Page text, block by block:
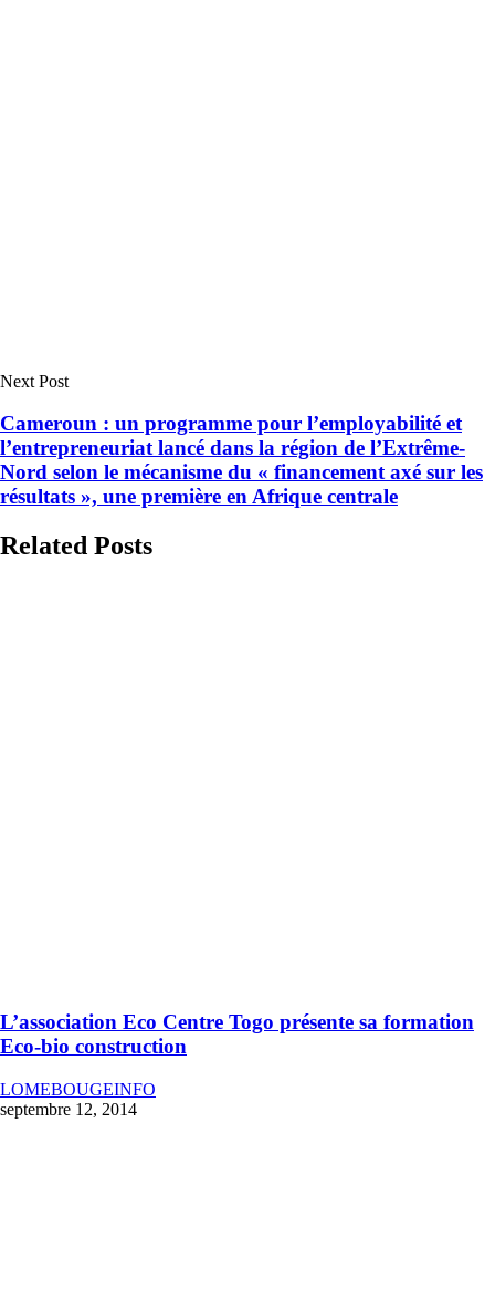
Next Post
Cameroun : un programme pour l’employabilité et
l’entrepreneuriat lancé dans la région de l’Extrême-
Nord selon le mécanisme du « financement axé sur les
résultats », une première en Afrique centrale
Related Posts
L’association Eco Centre Togo présente sa formation
Eco-bio construction
LOMEBOUGEINFO
septembre 12, 2014